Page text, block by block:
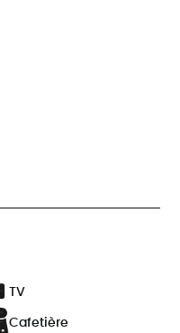
TV
Cafetière